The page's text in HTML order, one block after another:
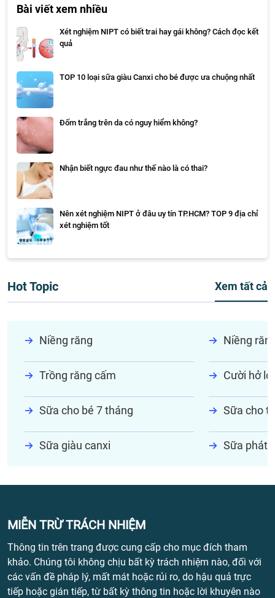
Bài viết xem nhiều
Xét nghiệm NIPT có biết trai hay gái không? Cách đọc kết
quả
TOP 10 loại sữa giàu Canxi cho bé được ưa chuộng nhất
Đốm trắng trên da có nguy hiểm không?
Nhận biết ngực đau như thế nào là có thai?
Nên xét nghiệm NIPT ở đâu uy tín TP.HCM? TOP 9 địa chỉ
xét nghiệm tốt
Hot Topic Xem tất cả
Niềng răng Niềng
Trồng răng cấm Cười hở lợi
Sữa cho bé 7 tháng Sữa cho
Sữa giàu canxi Sữa phát
MIỄN TRỪ TRÁCH NHIỆM
Thông tin trên trang được cung cấp cho mục đích tham
khảo. Chúng tôi không chịu bất kỳ trách nhiệm nào, đối với
các vấn đề pháp lý, mất mát hoặc rủi ro, do hậu quả trực
tiếp hoặc gián tiếp, từ bất kỳ thông tin hoặc lời khuyên nào